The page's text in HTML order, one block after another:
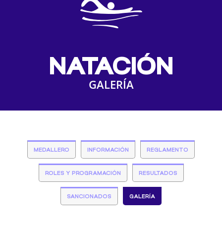
NATACIÓN
GALERÍA
MEDALLERO INFORMACIÓN REGLAMENTO
ROLES Y PROGRAMACIÓN RESULTADOS
SANCIONADOS GALERÍA